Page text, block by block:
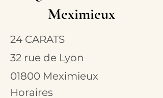
Meximieux
24 CARATS
32 rue de Lyon
01800 Meximieux
Horaires